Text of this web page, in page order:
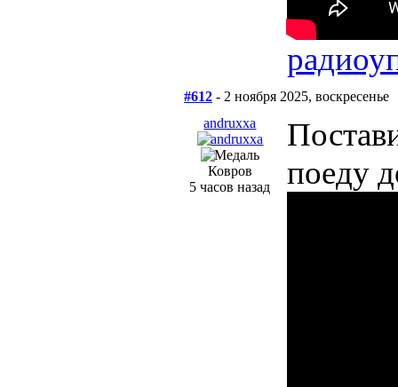
#612 - 2 ноября 2025, воскресенье
andruxxa
Ковров
5 часов назад
поеду